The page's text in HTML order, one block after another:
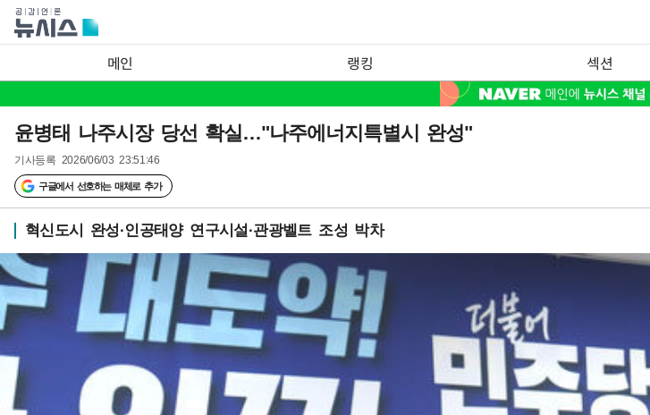
메인 랭킹 섹션
윤병태 나주시장 당선 확실…"나주에너지특별시 완성"
기사등록 2026/06/03 23:51:46
구글에서 선호하는 매체로 추가
혁신도시 완성·인공태양 연구시설·관광벨트 조성 박차